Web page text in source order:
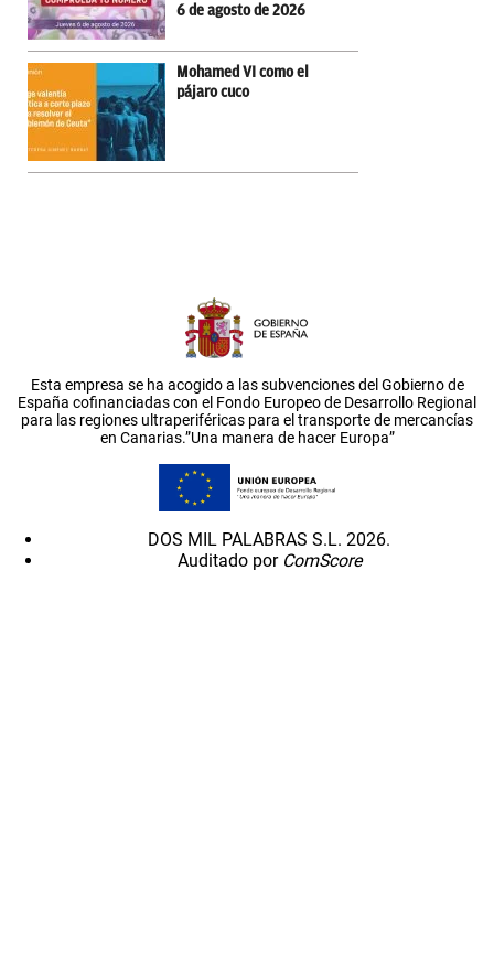
6 de agosto de 2026
Mohamed VI como el
pájaro cuco
Esta empresa se ha acogido a las subvenciones del Gobierno de
España cofinanciadas con el Fondo Europeo de Desarrollo Regional
para las regiones ultraperiféricas para el transporte de mercancías
en Canarias.”Una manera de hacer Europa”
DOS MIL PALABRAS S.L. 2026.
Auditado por ComScore